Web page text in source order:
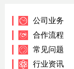
公司业务
合作流程
常见问题
行业资讯